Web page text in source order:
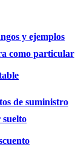
y ejemplos
como particular
de suministro